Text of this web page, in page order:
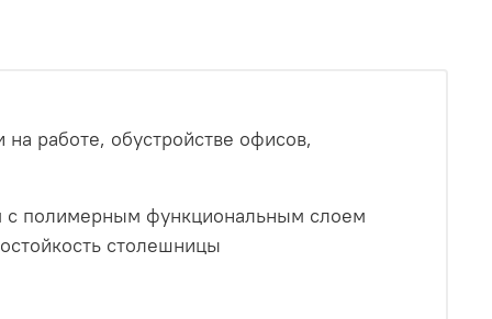
работе, обустройстве офисов,
с полимерным функциональным слоем
столешницы